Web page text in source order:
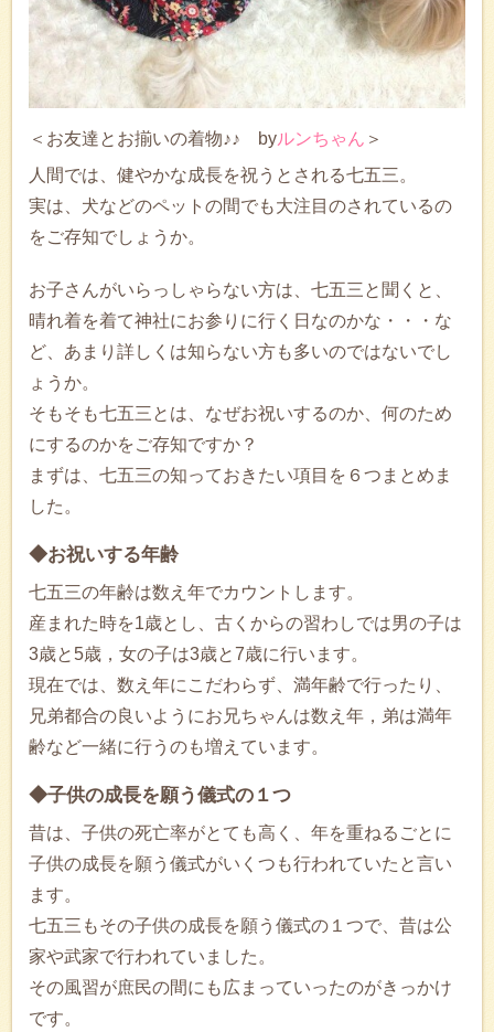
＜お友達とお揃いの着物♪♪ byルンちゃん ＞
人間では、健やかな成長を祝うとされる七五三。
実は、犬などのペットの間でも大注目のされているの
をご存知でしょうか。
お子さんがいらっしゃらない方は、七五三と聞くと、
晴れ着を着て神社にお参りに行く日なのかな・・・な
ど、あまり詳しくは知らない方も多いのではないでし
ょうか。
そもそも七五三とは、なぜお祝いするのか、何のため
にするのかをご存知ですか？
まずは、七五三の知っておきたい項目を６つまとめま
した。
◆お祝いする年齢
七五三の年齢は数え年でカウントします。
産まれた時を1歳とし、古くからの習わしでは男の子は
3歳と5歳，女の子は3歳と7歳に行います。
現在では、数え年にこだわらず、満年齢で行ったり、
兄弟都合の良いようにお兄ちゃんは数え年，弟は満年
齢など一緒に行うのも増えています。
◆子供の成長を願う儀式の１つ
昔は、子供の死亡率がとても高く、年を重ねるごとに
子供の成長を願う儀式がいくつも行われていたと言い
ます。
七五三もその子供の成長を願う儀式の１つで、昔は公
家や武家で行われていました。
その風習が庶民の間にも広まっていったのがきっかけ
です。